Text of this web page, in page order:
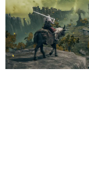
若ゲのい
『うつヌケ
一先生によ
なんでゲ
ゲーム開発
具体的な形